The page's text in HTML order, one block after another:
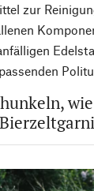
zur